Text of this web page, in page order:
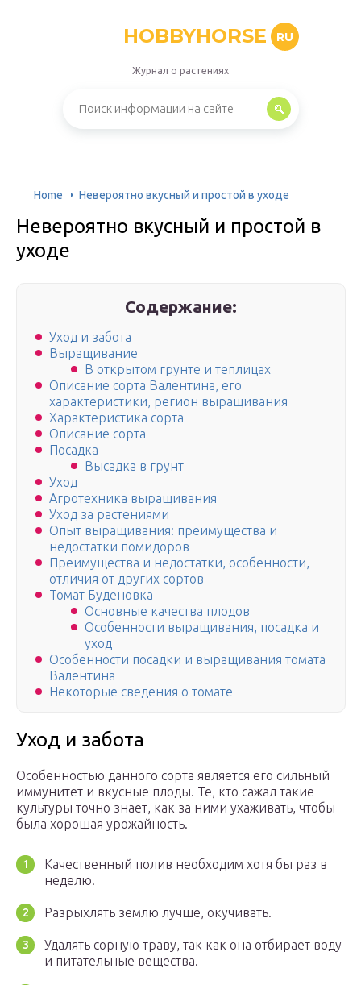
HOBBYHORSE RU
Журнал о растениях
Home Невероятно вкусный и простой в уходе
Невероятно вкусный и простой в
уходе
Содержание:
Уход и забота
Выращивание
В открытом грунте и теплицах
Описание сорта Валентина, его
характеристики, регион выращивания
Характеристика сорта
Описание сорта
Посадка
Высадка в грунт
Уход
Агротехника выращивания
Уход за растениями
Опыт выращивания: преимущества и
недостатки помидоров
Преимущества и недостатки, особенности,
отличия от других сортов
Томат Буденовка
Основные качества плодов
Особенности выращивания, посадка и
уход
Особенности посадки и выращивания томата
Валентина
Некоторые сведения о томате
Уход и забота
Особенностью данного сорта является его сильный
иммунитет и вкусные плоды. Те, кто сажал такие
культуры точно знает, как за ними ухаживать, чтобы
была хорошая урожайность.
Качественный полив необходим хотя бы раз в
неделю.
Разрыхлять землю лучше, окучивать.
Удалять сорную траву, так как она отбирает воду
и питательные вещества.